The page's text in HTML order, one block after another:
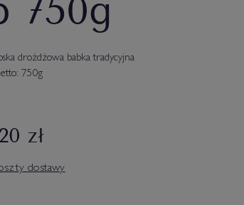
750g
drożdżowa babka tradycyjna
750g
zł
dostawy